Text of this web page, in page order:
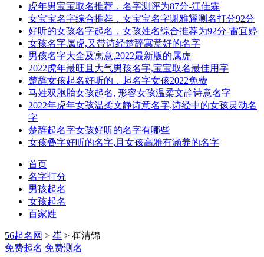
虎年男宝宝取名推荐，名字测评为87分-江佳霖
女宝宝名字综合推荐，女宝宝名字谢雅耀测名打分92分
好听的女孩名字起名，女孩姓名综合推荐为92分-雷宜婷
女孩名字属虎,又带诗经楚辞寓意好的名字
男孩名字大全及寓意,2022最新版的属虎
2022虎年最旺且大气男孩名字,宝宝取名最佳用字
楚辞女孩起名好听的，起名字女孩2022免费
马姓双胞胎女孩起名, 形容女孩温柔文静诗意名字
2022年虎年女孩温柔文静诗意名字,诗经中的女孩灵动名
字
楚辞起名字女孩好听的名字有哪些
女孩叠字好听的名字,且女孩高雅有涵养的名字
首页
名字打分
男孩起名
女孩起名
百家姓
56起名网 > 崔 > 崔清锦
免费起名 免费测名